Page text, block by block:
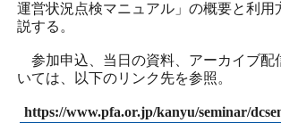
情報提供・広報
日商のあゆみ
運営状況点検マニュアル」の概要と利用
説する。
参加申込、当日の資料、アーカイブ配
いては、以下のリンク先を参照。
https://www.pfa.or.jp/kanyu/seminar/